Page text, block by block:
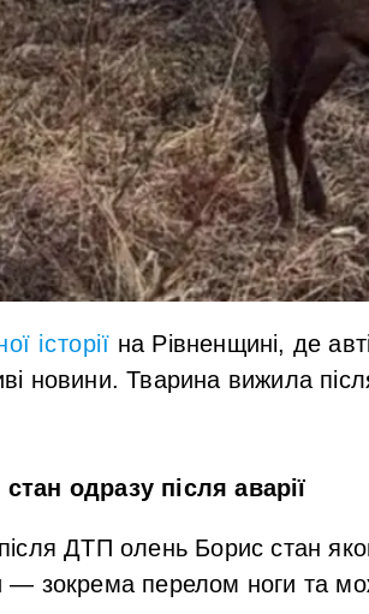
історії на Рівненщині, де
новини. Тварина вижила
одразу після аварії
ДТП олень Борис стан
— зокрема перелом ноги та